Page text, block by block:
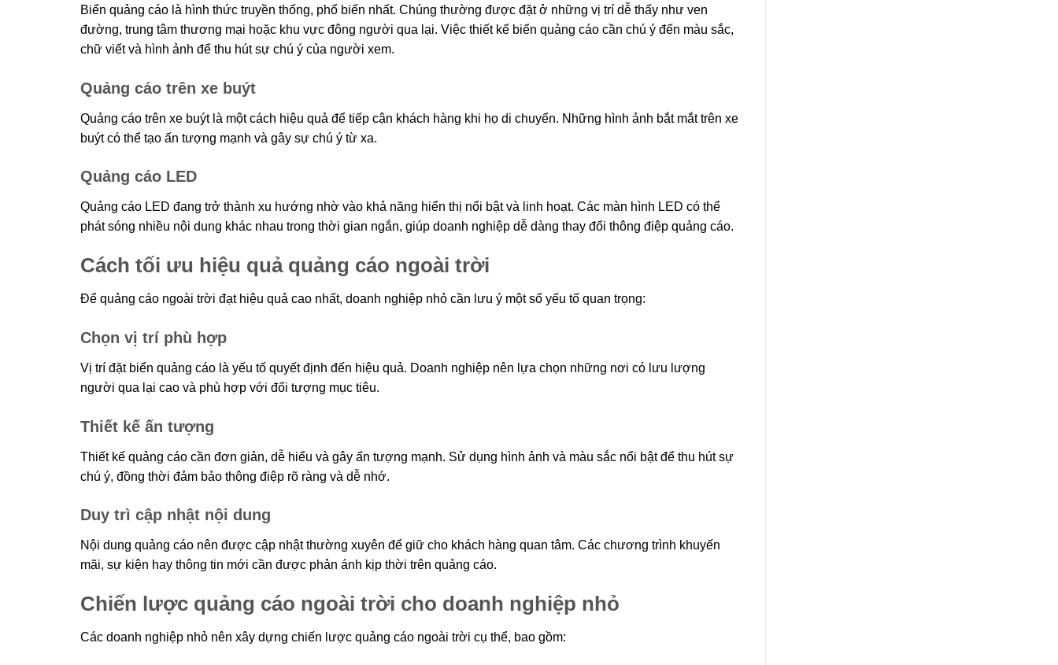
Biển quảng cáo là hình thức truyền thống, phổ biến nhất. Chúng thường được đặt ở những vị trí dễ thấy như ven
đường, trung tâm thương mại hoặc khu vực đông người qua lại. Việc thiết kế biển quảng cáo cần chú ý đến màu sắc,
chữ viết và hình ảnh để thu hút sự chú ý của người xem.
Quảng cáo trên xe buýt
Quảng cáo trên xe buýt là một cách hiệu quả để tiếp cận khách hàng khi họ di chuyển. Những hình ảnh bắt mắt trên xe
buýt có thể tạo ấn tượng mạnh và gây sự chú ý từ xa.
Quảng cáo LED
Quảng cáo LED đang trở thành xu hướng nhờ vào khả năng hiển thị nổi bật và linh hoạt. Các màn hình LED có thể
phát sóng nhiều nội dung khác nhau trong thời gian ngắn, giúp doanh nghiệp dễ dàng thay đổi thông điệp quảng cáo.
Cách tối ưu hiệu quả quảng cáo ngoài trời
Để quảng cáo ngoài trời đạt hiệu quả cao nhất, doanh nghiệp nhỏ cần lưu ý một số yếu tố quan trọng:
Chọn vị trí phù hợp
Vị trí đặt biển quảng cáo là yếu tố quyết định đến hiệu quả. Doanh nghiệp nên lựa chọn những nơi có lưu lượng
người qua lại cao và phù hợp với đối tượng mục tiêu.
Thiết kế ấn tượng
Thiết kế quảng cáo cần đơn giản, dễ hiểu và gây ấn tượng mạnh. Sử dụng hình ảnh và màu sắc nổi bật để thu hút sự
chú ý, đồng thời đảm bảo thông điệp rõ ràng và dễ nhớ.
Duy trì cập nhật nội dung
Nội dung quảng cáo nên được cập nhật thường xuyên để giữ cho khách hàng quan tâm. Các chương trình khuyến
mãi, sự kiện hay thông tin mới cần được phản ánh kịp thời trên quảng cáo.
Chiến lược quảng cáo ngoài trời cho doanh nghiệp nhỏ
Các doanh nghiệp nhỏ nên xây dựng chiến lược quảng cáo ngoài trời cụ thể, bao gồm: